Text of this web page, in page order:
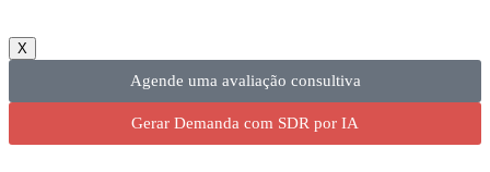
X
Agende uma avaliação consultiva
Gerar Demanda com SDR por IA